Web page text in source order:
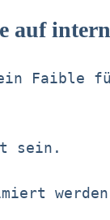
auf
ein Faible
sein.